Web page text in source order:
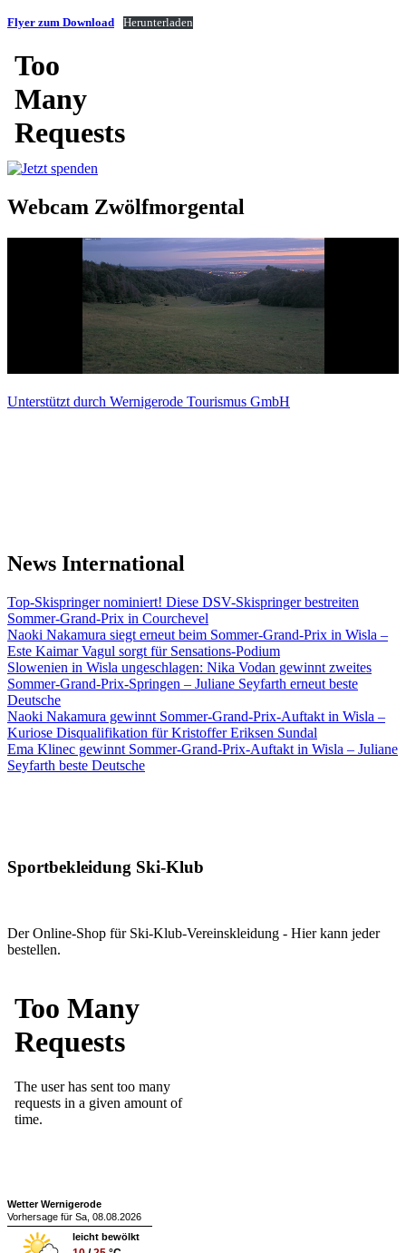
Flyer zum Download Herunterladen
Webcam Zwölfmorgental
Unterstützt durch Wernigerode Tourismus GmbH
News International
Top-Skispringer nominiert! Diese DSV-Skispringer bestreiten
Sommer-Grand-Prix in Courchevel
Naoki Nakamura siegt erneut beim Sommer-Grand-Prix in Wisla –
Este Kaimar Vagul sorgt für Sensations-Podium
Slowenien in Wisla ungeschlagen: Nika Vodan gewinnt zweites
Sommer-Grand-Prix-Springen – Juliane Seyfarth erneut beste
Deutsche
Naoki Nakamura gewinnt Sommer-Grand-Prix-Auftakt in Wisla –
Kuriose Disqualifikation für Kristoffer Eriksen Sundal
Ema Klinec gewinnt Sommer-Grand-Prix-Auftakt in Wisla – Juliane
Seyfarth beste Deutsche
Sportbekleidung Ski-Klub
Der Online-Shop für Ski-Klub-Vereinskleidung - Hier kann jeder
bestellen.
Wetter Wernigerode
Vorhersage für Sa, 08.08.2026
leicht bewölkt